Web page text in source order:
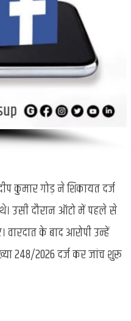
कुमार गोड़ ने शिकायत दर्ज
उसी दौरान ऑटो में पहले से
के बाद आरोपी उन्हें
248/2026 दर्ज कर जांच शुरू